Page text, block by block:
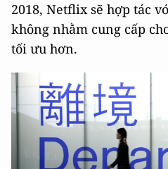
2018, Netflix sẽ hợp tác
không nhằm cung cấp
tối ưu hơn.